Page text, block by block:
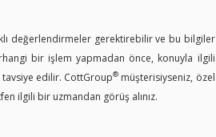
değerlendirmeler gerektirebilir ve bu bilgiler
bir işlem yapmadan önce, konuyla ilgili
tavsiye edilir. CottGroup® müşterisiyseniz, özel
ilgili bir uzmandan görüş alınız.